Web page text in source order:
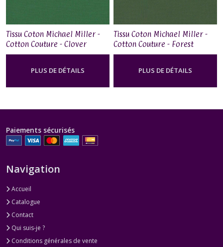
Tissu Coton Michael Miller -
Cotton Couture - Clover
PLUS DE DÉTAILS
Tissu Coton Michael Miller -
Cotton Couture - Forest
PLUS DE DÉTAILS
Paiements sécurisés
Navigation
Accueil
Catalogue
Contact
Qui suis-je ?
Conditions générales de vente